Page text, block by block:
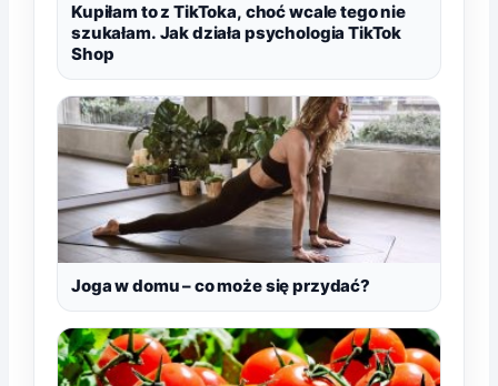
Kupiłam to z TikToka, choć wcale tego nie
szukałam. Jak działa psychologia TikTok
Shop
Joga w domu – co może się przydać?